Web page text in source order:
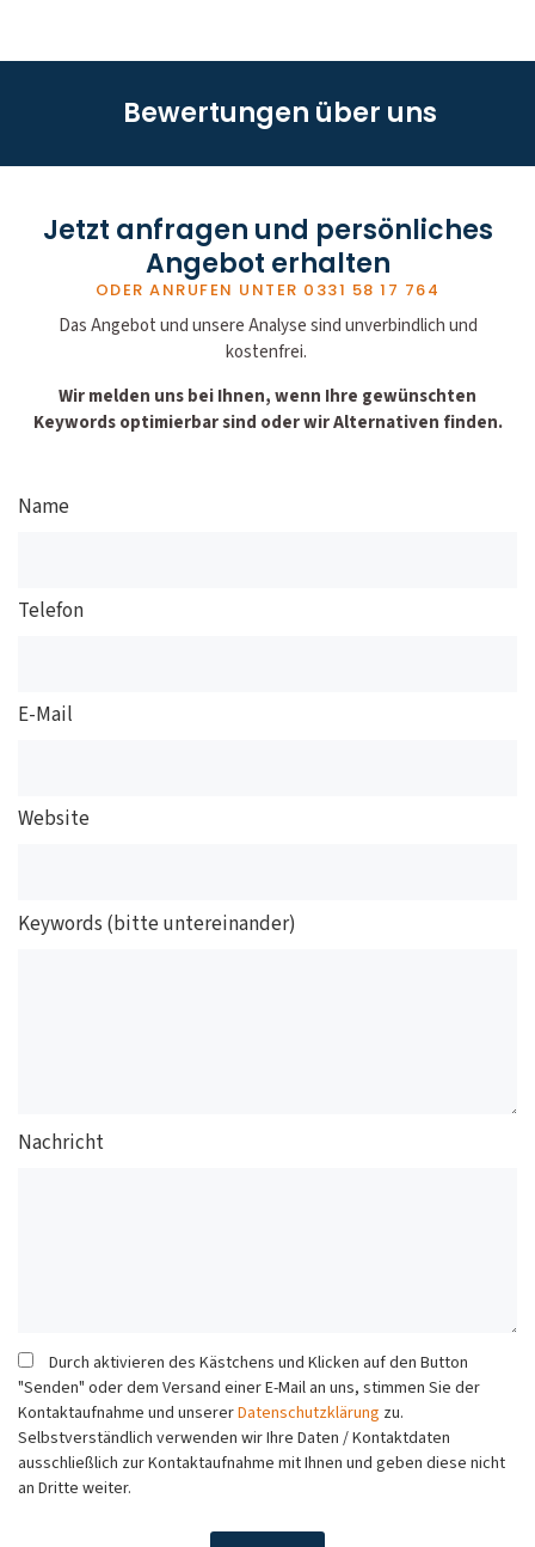
Bewertungen über uns
Jetzt anfragen und persönliches
Angebot erhalten
ODER ANRUFEN UNTER 0331 58 17 764
Das Angebot und unsere Analyse sind unverbindlich und
kostenfrei.
Wir melden uns bei Ihnen, wenn Ihre gewünschten
Keywords optimierbar sind oder wir Alternativen finden.
Name
Telefon
E-Mail
Website
Keywords (bitte untereinander)
Nachricht
Durch aktivieren des Kästchens und Klicken auf den Button
"Senden" oder dem Versand einer E-Mail an uns, stimmen Sie der
Kontaktaufnahme und unsererDatenschutzklärung zu.
Selbstverständlich verwenden wir Ihre Daten / Kontaktdaten
ausschließlich zur Kontaktaufnahme mit Ihnen und geben diese nicht
an Dritte weiter.